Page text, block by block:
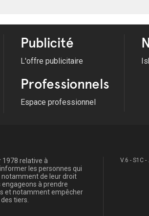
Publicité
L'offre publicitaire
Professionnels
Espace professionnel
relative à
les personnes qui
de leur droit
à prendre
et notamment empêcher
tiers.
V.6 - S1C